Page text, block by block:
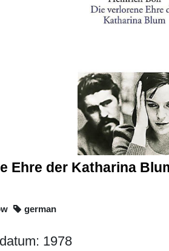
Ehre der Katharina
german
1978